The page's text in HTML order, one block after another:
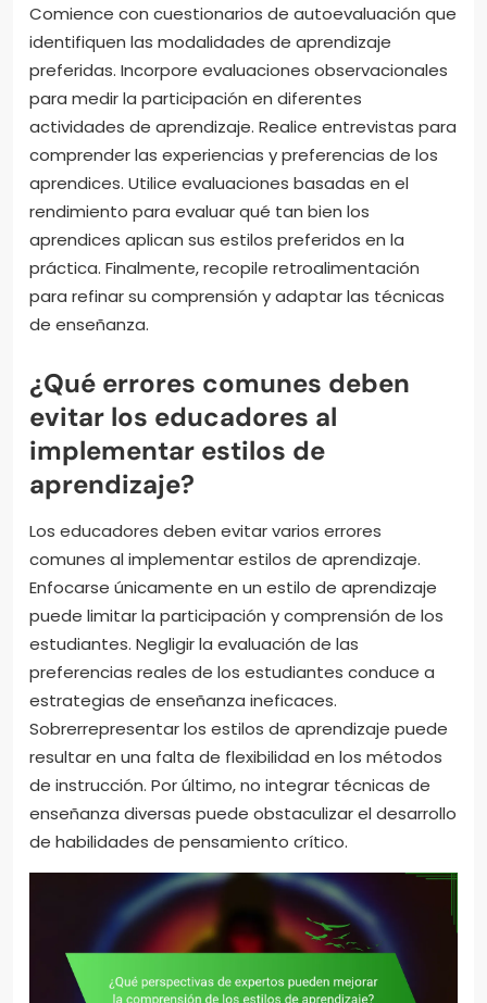
Comience con cuestionarios de autoevaluación que
identifiquen las modalidades de aprendizaje
preferidas. Incorpore evaluaciones observacionales
para medir la participación en diferentes
actividades de aprendizaje. Realice entrevistas para
comprender las experiencias y preferencias de los
aprendices. Utilice evaluaciones basadas en el
rendimiento para evaluar qué tan bien los
aprendices aplican sus estilos preferidos en la
práctica. Finalmente, recopile retroalimentación
para refinar su comprensión y adaptar las técnicas
de enseñanza.
¿Qué errores comunes deben
evitar los educadores al
implementar estilos de
aprendizaje?
Los educadores deben evitar varios errores
comunes al implementar estilos de aprendizaje.
Enfocarse únicamente en un estilo de aprendizaje
puede limitar la participación y comprensión de los
estudiantes. Negligir la evaluación de las
preferencias reales de los estudiantes conduce a
estrategias de enseñanza ineficaces.
Sobrerrepresentar los estilos de aprendizaje puede
resultar en una falta de flexibilidad en los métodos
de instrucción. Por último, no integrar técnicas de
enseñanza diversas puede obstaculizar el desarrollo
de habilidades de pensamiento crítico.